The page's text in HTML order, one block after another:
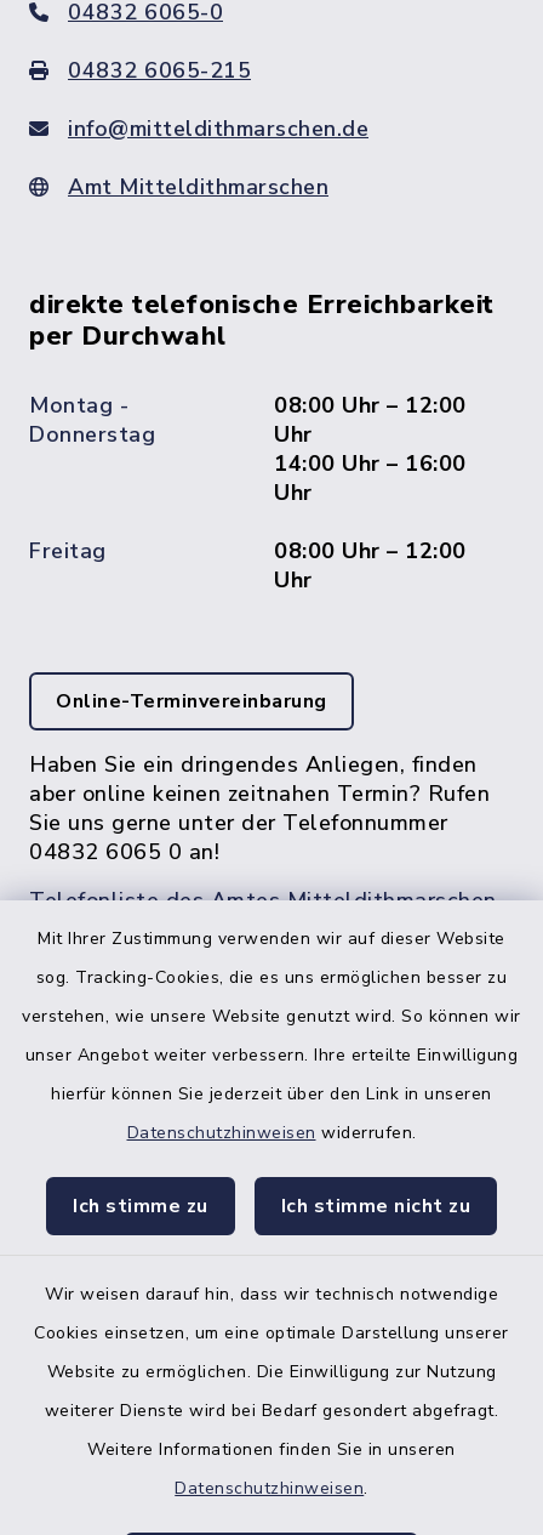
Mit Ihrer Zustimmung verwenden wir auf dieser Website
sog. Tracking-Cookies, die es uns ermöglichen besser zu
verstehen, wie unsere Website genutzt wird. So können wir
unser Angebot weiter verbessern. Ihre erteilte Einwilligung
hierfür können Sie jederzeit über den Link in unseren
Datenschutzhinweisen widerrufen.
Ich stimme zu Ich stimme nicht zu
Wir weisen darauf hin, dass wir technisch notwendige
Cookies einsetzen, um eine optimale Darstellung unserer
Website zu ermöglichen. Die Einwilligung zur Nutzung
weiterer Dienste wird bei Bedarf gesondert abgefragt.
Weitere Informationen finden Sie in unseren
Datenschutzhinweisen.
04832 6065-0
04832 6065-215
info@mitteldithmarschen.de
Amt Mitteldithmarschen
direkte telefonische Erreichbarkeit
per Durchwahl
Montag -
Donnerstag
08:00 Uhr – 12:00
Uhr
14:00 Uhr – 16:00
Uhr
Freitag
08:00 Uhr – 12:00
Uhr
Online-Terminvereinbarung
Haben Sie ein dringendes Anliegen, finden
aber online keinen zeitnahen Termin? Rufen
Sie uns gerne unter der Telefonnummer
04832 6065 0 an!
Telefonliste des Amtes Mitteldithmarschen
facebook
Bankverbindung der Amtskasse
Barrierefreiheit